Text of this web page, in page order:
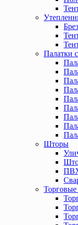
Палатки
Шторы
Торговые